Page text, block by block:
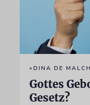
»DINA DE
Gottes
Gesetz?